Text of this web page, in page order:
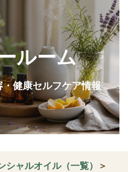
ルーム
健康セルフケア情報
シャルオイル（一覧）
＞